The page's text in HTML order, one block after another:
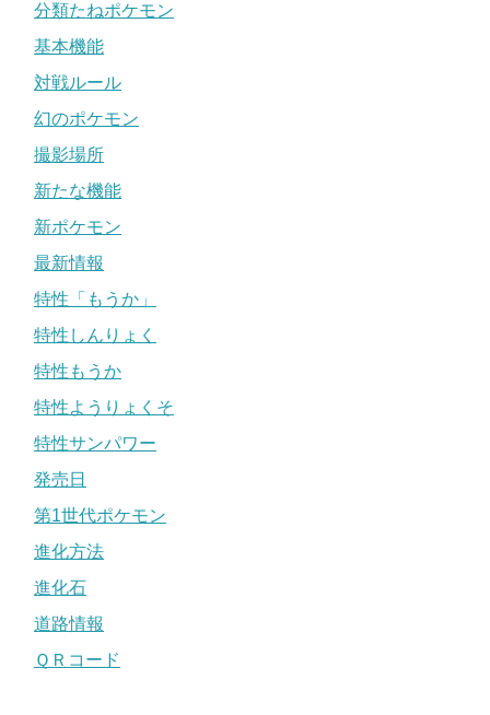
分類たねポケモン
基本機能
対戦ルール
幻のポケモン
撮影場所
新たな機能
新ポケモン
最新情報
特性「もうか」
特性しんりょく
特性もうか
特性ようりょくそ
特性サンパワー
発売日
第1世代ポケモン
進化方法
進化石
道路情報
ＱＲコード